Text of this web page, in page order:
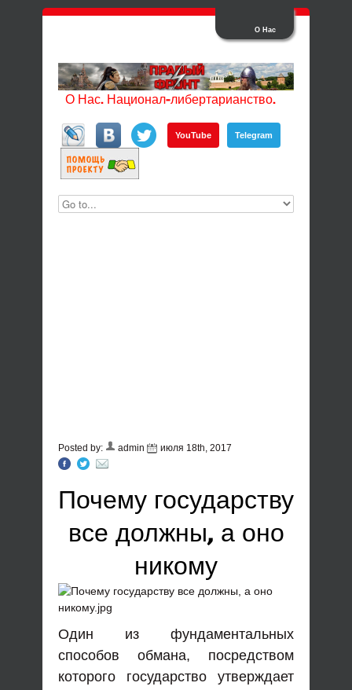
О Нас
О Нас. Национал-либертарианство.
YouTube Telegram
Posted by: admin июля 18th, 2017
Почему государству
все должны, а оно
никому
Один из фундаментальных
способов обмана, посредством
которого государство утверждает